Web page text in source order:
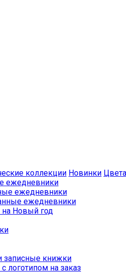
коллекции Новинки Цвета
ежедневники
ежедневники
ежедневники
Новый год
записные книжки
логотипом на заказ